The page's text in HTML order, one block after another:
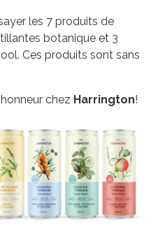
les 7 produits de
botanique et 3
Ces produits sont sans
chez Harrington!